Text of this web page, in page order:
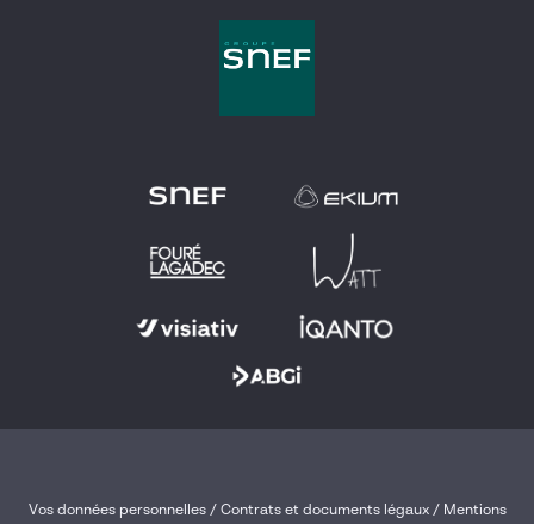
Vos données personnelles/ Contrats et documents légaux/ Mentions